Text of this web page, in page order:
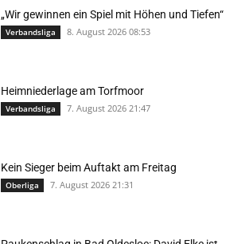
„Wir gewinnen ein Spiel mit Höhen und Tiefen“
Verbandsliga 8. August 2026 08:53
Heimniederlage am Torfmoor
Verbandsliga 7. August 2026 21:47
Kein Sieger beim Auftakt am Freitag
Oberliga 7. August 2026 21:31